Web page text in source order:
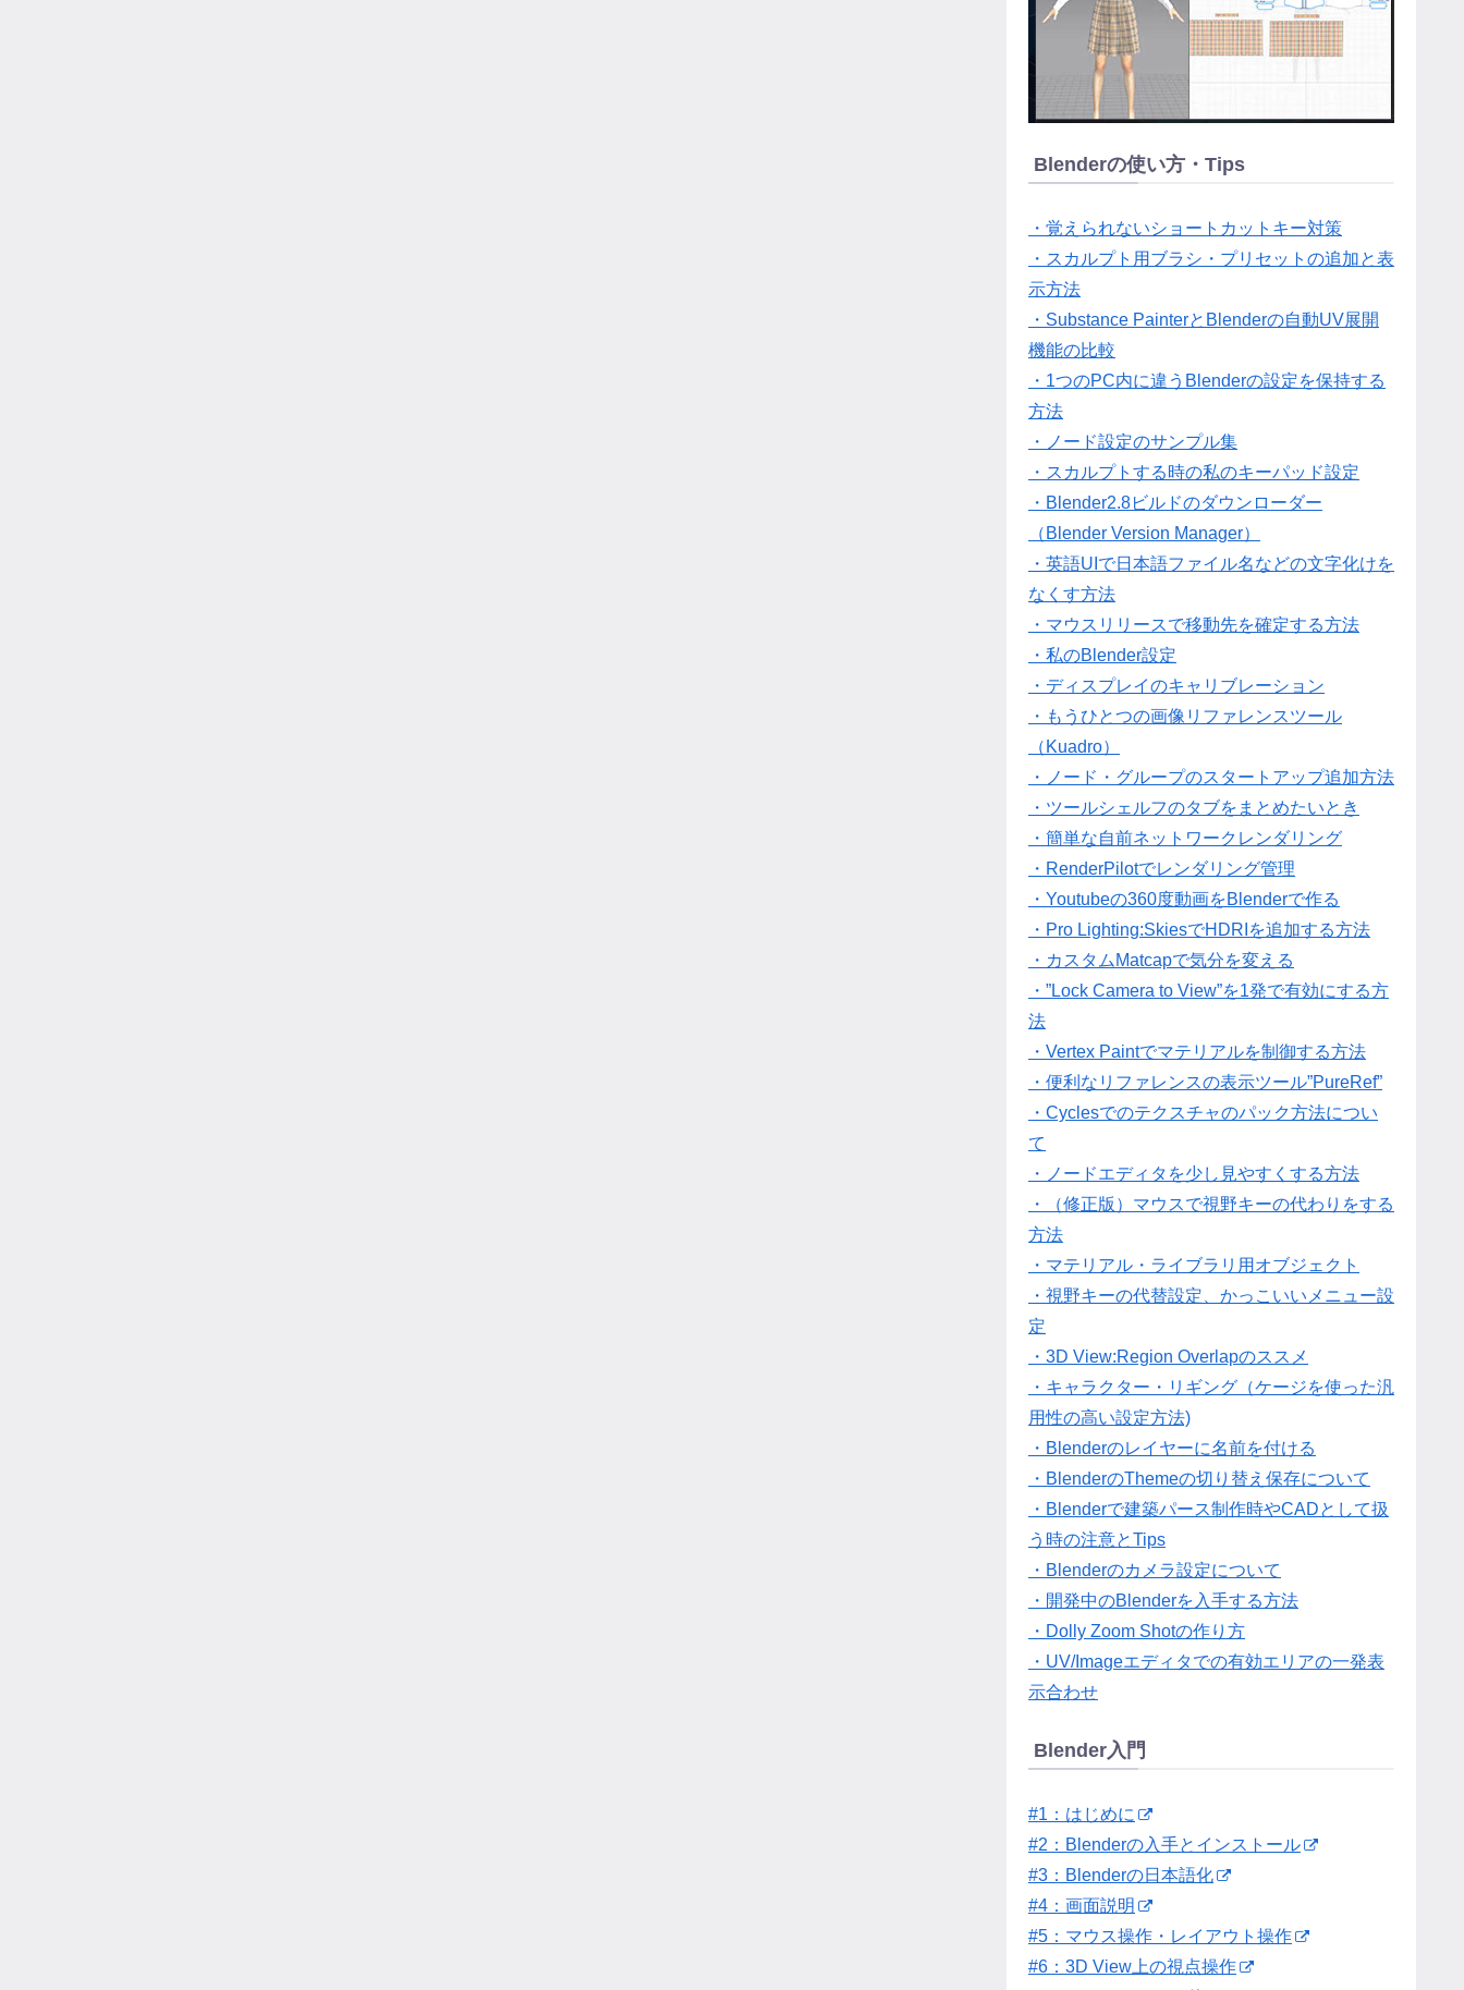
Blenderの使い方・Tips
・覚えられないショートカットキー対策
・スカルプト用ブラシ・プリセットの追加と表
示方法
・Substance PainterとBlenderの自動UV展開
機能の比較
・1つのPC内に違うBlenderの設定を保持する
方法
・ノード設定のサンプル集
・スカルプトする時の私のキーパッド設定
・Blender2.8ビルドのダウンローダー
（Blender Version Manager）
・英語UIで日本語ファイル名などの文字化けを
なくす方法
・マウスリリースで移動先を確定する方法
・私のBlender設定
・ディスプレイのキャリブレーション
・もうひとつの画像リファレンスツール
（Kuadro）
・ノード・グループのスタートアップ追加方法
・ツールシェルフのタブをまとめたいとき
・簡単な自前ネットワークレンダリング
・RenderPilotでレンダリング管理
・Youtubeの360度動画をBlenderで作る
・Pro Lighting:SkiesでHDRIを追加する方法
・カスタムMatcapで気分を変える
・”Lock Camera to View”を1発で有効にする方
法
・Vertex Paintでマテリアルを制御する方法
・便利なリファレンスの表示ツール”PureRef”
・Cyclesでのテクスチャのパック方法につい
て
・ノードエディタを少し見やすくする方法
・（修正版）マウスで視野キーの代わりをする
方法
・マテリアル・ライブラリ用オブジェクト
・視野キーの代替設定、かっこいいメニュー設
定
・3D View:Region Overlapのススメ
・キャラクター・リギング（ケージを使った汎
用性の高い設定方法)
・Blenderのレイヤーに名前を付ける
・BlenderのThemeの切り替え保存について
・Blenderで建築パース制作時やCADとして扱
う時の注意とTips
・Blenderのカメラ設定について
・開発中のBlenderを入手する方法
・Dolly Zoom Shotの作り方
・UV/Imageエディタでの有効エリアの一発表
示合わせ
Blender入門
#1：はじめに
#2：Blenderの入手とインストール
#3：Blenderの日本語化
#4：画面説明
#5：マウス操作・レイアウト操作
#6：3D View上の視点操作